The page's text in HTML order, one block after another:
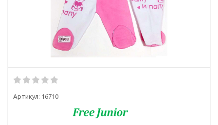
Артикул: 16710